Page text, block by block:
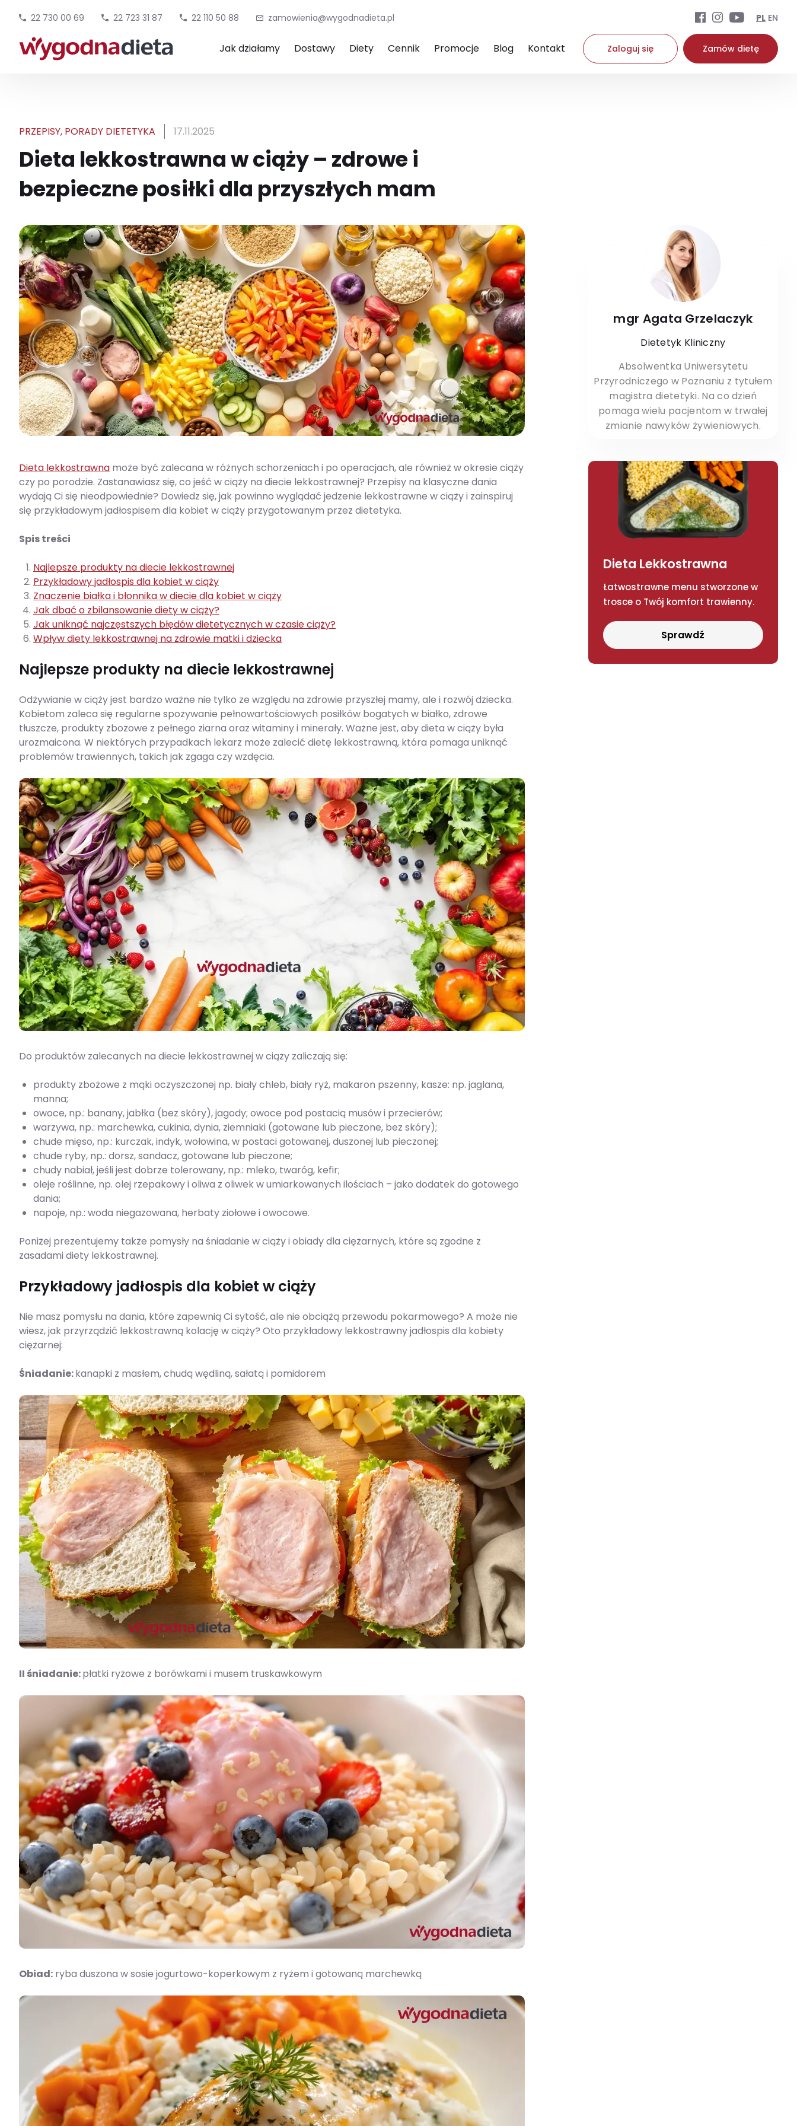
22 730 00 69 22 723 31 87 22 110 50 88 zamowienia@wygodnadieta.pl PL EN
Jak działamy Dostawy Diety Cennik Promocje Blog Kontakt Zaloguj się Zamów dietę
PRZEPISY, PORADY DIETETYKA 17.11.2025
Dieta lekkostrawna w ciąży – zdrowe i
bezpieczne posiłki dla przyszłych mam
mgr Agata Grzelaczyk
Dietetyk Kliniczny
Absolwentka Uniwersytetu
Przyrodniczego w Poznaniu z tytułem
magistra dietetyki. Na co dzień
pomaga wielu pacjentom w trwałej
zmianie nawyków żywieniowych.
Dieta lekkostrawna może być zalecana w różnych schorzeniach i po operacjach, ale również w okresie ciąży
czy po porodzie. Zastanawiasz się, co jeść w ciąży na diecie lekkostrawnej? Przepisy na klasyczne dania
wydają Ci się nieodpowiednie? Dowiedz się, jak powinno wyglądać jedzenie lekkostrawne w ciąży i zainspiruj
się przykładowym jadłospisem dla kobiet w ciąży przygotowanym przez dietetyka.
Spis treści
Najlepsze produkty na diecie lekkostrawnej
Przykładowy jadłospis dla kobiet w ciąży
Znaczenie białka i błonnika w diecie dla kobiet w ciąży
Jak dbać o zbilansowanie diety w ciąży?
Jak uniknąć najczęstszych błędów dietetycznych w czasie ciąży?
Wpływ diety lekkostrawnej na zdrowie matki i dziecka
Najlepsze produkty na diecie lekkostrawnej
Odżywianie w ciąży jest bardzo ważne nie tylko ze względu na zdrowie przyszłej mamy, ale i rozwój dziecka.
Kobietom zaleca się regularne spożywanie pełnowartościowych posiłków bogatych w białko, zdrowe
tłuszcze, produkty zbożowe z pełnego ziarna oraz witaminy i minerały. Ważne jest, aby dieta w ciąży była
urozmaicona. W niektórych przypadkach lekarz może zalecić dietę lekkostrawną, która pomaga uniknąć
problemów trawiennych, takich jak zgaga czy wzdęcia.
Do produktów zalecanych na diecie lekkostrawnej w ciąży zaliczają się:
produkty zbożowe z mąki oczyszczonej np. biały chleb, biały ryż, makaron pszenny, kasze: np. jaglana,
manna;
owoce, np.: banany, jabłka (bez skóry), jagody; owoce pod postacią musów i przecierów;
warzywa, np.: marchewka, cukinia, dynia, ziemniaki (gotowane lub pieczone, bez skóry);
chude mięso, np.: kurczak, indyk, wołowina, w postaci gotowanej, duszonej lub pieczonej;
chude ryby, np.: dorsz, sandacz, gotowane lub pieczone;
chudy nabiał, jeśli jest dobrze tolerowany, np.: mleko, twaróg, kefir;
oleje roślinne, np. olej rzepakowy i oliwa z oliwek w umiarkowanych ilościach – jako dodatek do gotowego
dania;
napoje, np.: woda niegazowana, herbaty ziołowe i owocowe.
Poniżej prezentujemy także pomysły na śniadanie w ciąży i obiady dla ciężarnych, które są zgodne z
zasadami diety lekkostrawnej.
Przykładowy jadłospis dla kobiet w ciąży
Nie masz pomysłu na dania, które zapewnią Ci sytość, ale nie obciążą przewodu pokarmowego? A może nie
wiesz, jak przyrządzić lekkostrawną kolację w ciąży? Oto przykładowy lekkostrawny jadłospis dla kobiety
ciężarnej:
Śniadanie:kanapki z masłem, chudą wędliną, sałatą i pomidorem
II śniadanie:płatki ryżowe z borówkami i musem truskawkowym
Obiad: ryba duszona w sosie jogurtowo-koperkowym z ryżem i gotowaną marchewką
Dieta Lekkostrawna
Łatwostrawne menu stworzone w
trosce o Twój komfort trawienny.
Sprawdź